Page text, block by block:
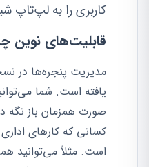
کاربری را به لپ‌تاپ
قابلیت‌های نوین
مدیریت پنجره‌ها در
یافته است. شما
صورت همزمان باز نگه
کسانی که کارهای
است. مثلاً می‌توانید